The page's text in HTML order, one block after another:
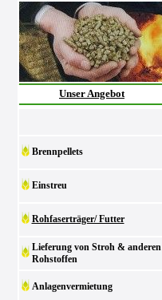
Unser Angebot
Brennpellets
Einstreu
Rohfaserträger/ Futter
Lieferung von Stroh & anderen
Rohstoffen
Anlagenvermietung